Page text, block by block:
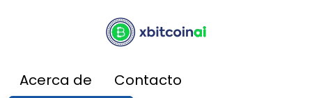
Acerca de
Contacto